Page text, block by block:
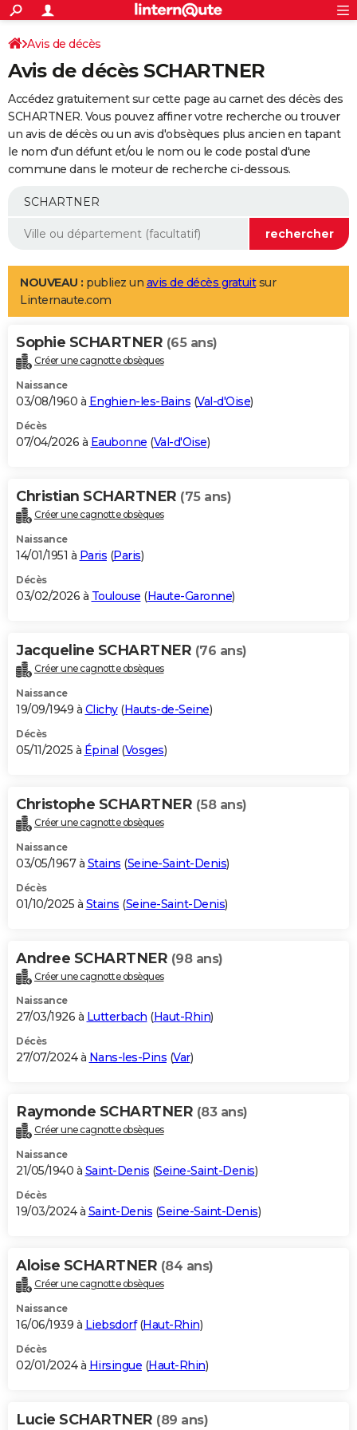
ACTUALITÉS
Politique
Société
Faits Divers
Education
Monde
Villes
+
SPORT
Coupe du monde 2026
Football
Tennis
Cyclisme
Rugby
Forum
Programme TV
TNT
Streaming
Cinéma
Sorties cinéma
Musique
+
FINANCE
Impôts
Immobilier
Risques naturels par ville
Banque
Assurance
Crédit
AUTO
Essais
Réserver un essai
Citadines
Berlines
SUV
Forum auto
+
Mobiles
Meilleur smartphone
Internet
Ordinateurs
Jeux vidéo
Guide high-tech
Aménagement intérieur
LIFESTYLE
Art de vivre
Bien-être
Loisirs
Mode
Modes de vie
Alimentation
Guide de la santé
Maladies
Médicaments
Sommeil
VOYAGE
Destinations
City break
Voyage nature
Voyage de noces
Forum
Climat
+PHOTO
GUIDES D'ACHAT
BONS PLANS
Carte de Noël
Carte Bonne année
Carte Saint-Valentin
Carte Pâques
Carte d'anniversaire
DICTIONNAIRE
Dictionnaire
Biographies
Citations
Expressions
Proverbes
PROGRAMME TV
S'inscrire
Se connecter
Lycées
Collèges
Primaires
Universités
Entreprises
Service militaire
Avis de recherche
AVIS DE DÉCÈS
Bricolage
Lifestyle
Culture
Sport
Auto
Television
Voyage
Cinema
Avis de décès
Avis de décès SCHARTNER
Accédez gratuitement sur cette page au carnet des décès des
SCHARTNER. Vous pouvez affiner votre recherche ou trouver
un avis de décès ou un avis d'obsèques plus ancien en tapant
le nom d'un défunt et/ou le nom ou le code postal d'une
commune dans le moteur de recherche ci-dessous.
NOUVEAU : publiez un avis de décès gratuitsur
Linternaute.com
Sophie SCHARTNER (65 ans)
Créer une cagnotte obsèques
Naissance
03/08/1960 à Enghien-les-Bains (Val-d'Oise)
Décès
07/04/2026 à Eaubonne (Val-d'Oise)
Christian SCHARTNER (75 ans)
Créer une cagnotte obsèques
Naissance
14/01/1951 à Paris (Paris)
Décès
03/02/2026 à Toulouse (Haute-Garonne)
Jacqueline SCHARTNER (76 ans)
Créer une cagnotte obsèques
Naissance
19/09/1949 à Clichy(Hauts-de-Seine)
Décès
05/11/2025 à Épinal (Vosges)
Christophe SCHARTNER (58 ans)
Créer une cagnotte obsèques
Naissance
03/05/1967 à Stains (Seine-Saint-Denis)
Décès
01/10/2025 à Stains (Seine-Saint-Denis)
Andree SCHARTNER (98 ans)
Créer une cagnotte obsèques
Naissance
27/03/1926 à Lutterbach (Haut-Rhin)
Décès
27/07/2024 à Nans-les-Pins (Var)
Raymonde SCHARTNER (83 ans)
Créer une cagnotte obsèques
Naissance
21/05/1940 à Saint-Denis (Seine-Saint-Denis)
Décès
19/03/2024 à Saint-Denis (Seine-Saint-Denis)
Aloise SCHARTNER (84 ans)
Créer une cagnotte obsèques
Naissance
16/06/1939 à Liebsdorf(Haut-Rhin)
Décès
02/01/2024 à Hirsingue (Haut-Rhin)
Lucie SCHARTNER (89 ans)